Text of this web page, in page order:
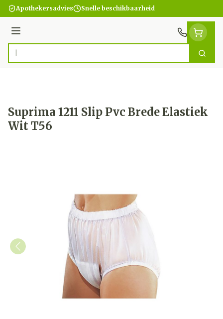
Ga naar de inhoud
Apothekersadvies Snelle beschikbaarheid
Menu
Product, merk, categorie... Zoek
Suprima 1211 Slip Pvc Brede Elastiek
Wit T56